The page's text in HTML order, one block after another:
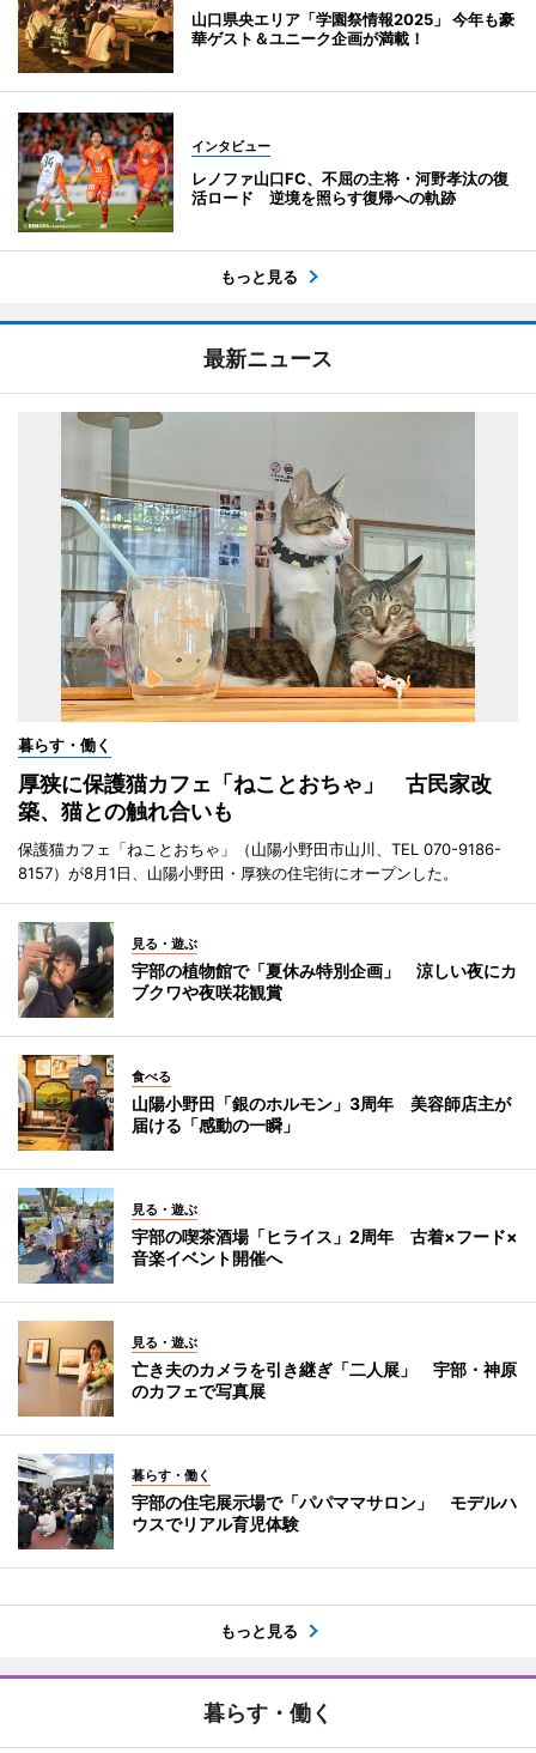
山口県央エリア「学園祭情報2025」 今年も豪
華ゲスト＆ユニーク企画が満載！
インタビュー
レノファ山口FC、不屈の主将・河野孝汰の復
活ロード 逆境を照らす復帰への軌跡
もっと見る
最新ニュース
暮らす・働く
厚狭に保護猫カフェ「ねことおちゃ」 古民家改
築、猫との触れ合いも
保護猫カフェ「ねことおちゃ」（山陽小野田市山川、TEL 070-9186-
8157）が8月1日、山陽小野田・厚狭の住宅街にオープンした。
見る・遊ぶ
宇部の植物館で「夏休み特別企画」 涼しい夜にカ
ブクワや夜咲花観賞
食べる
山陽小野田「銀のホルモン」3周年 美容師店主が
届ける「感動の一瞬」
見る・遊ぶ
宇部の喫茶酒場「ヒライス」2周年 古着×フード×
音楽イベント開催へ
見る・遊ぶ
亡き夫のカメラを引き継ぎ「二人展」 宇部・神原
のカフェで写真展
暮らす・働く
宇部の住宅展示場で「パパママサロン」 モデルハ
ウスでリアル育児体験
もっと見る
暮らす・働く